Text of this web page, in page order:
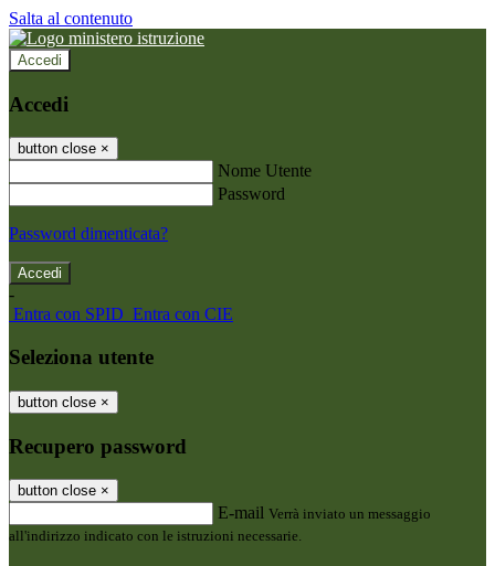
Salta al contenuto
Accedi
Accedi
button close ×
Nome Utente
Password
Password dimenticata?
-
Entra con SPID Entra con CIE
Seleziona utente
button close ×
Recupero password
button close ×
E-mail Verrà inviato un messaggio
all'indirizzo indicato con le istruzioni necessarie.